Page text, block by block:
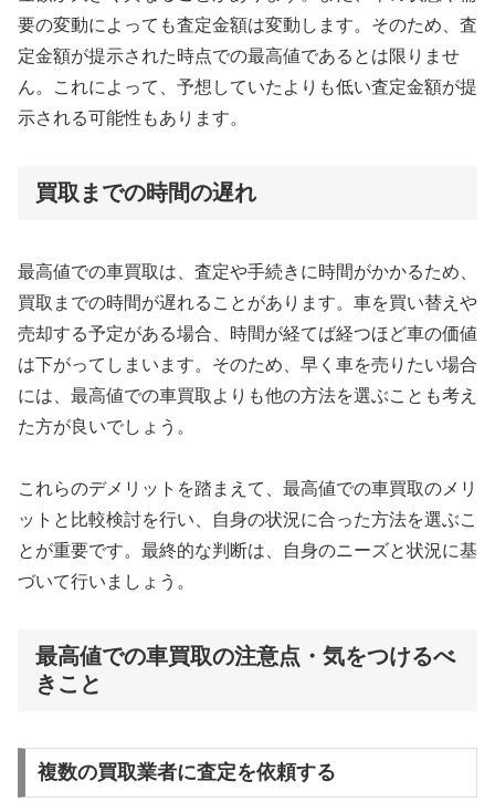
要の変動によっても査定金額は変動します。そのため、査
定金額が提示された時点での最高値であるとは限りませ
ん。これによって、予想していたよりも低い査定金額が提
示される可能性もあります。
買取までの時間の遅れ
最高値での車買取は、査定や手続きに時間がかかるため、
買取までの時間が遅れることがあります。車を買い替えや
売却する予定がある場合、時間が経てば経つほど車の価値
は下がってしまいます。そのため、早く車を売りたい場合
には、最高値での車買取よりも他の方法を選ぶことも考え
た方が良いでしょう。
これらのデメリットを踏まえて、最高値での車買取のメリ
ットと比較検討を行い、自身の状況に合った方法を選ぶこ
とが重要です。最終的な判断は、自身のニーズと状況に基
づいて行いましょう。
最高値での車買取の注意点・気をつけるべ
きこと
複数の買取業者に査定を依頼する